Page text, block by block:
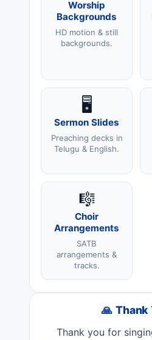
Worship
Backgrounds
HD motion & still
backgrounds.
🖥️
Sermon Slides
Preaching decks in
Telugu & English.
🎼
Choir
Arrangements
SATB
arrangements &
tracks.
🙏 Thank
Thank you for